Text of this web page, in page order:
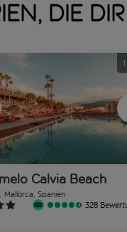
die
1
Calvia Beach
Mallorca, Spanien
328